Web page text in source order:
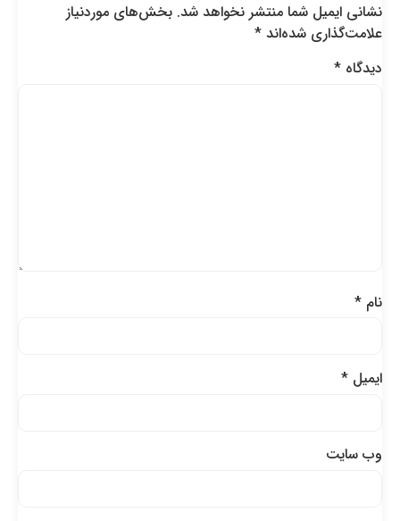
نشانی ایمیل شما منتشر نخواهد شد. بخش‌های موردنیاز
علامت‌گذاری شده‌اند*
دیدگاه*
نام*
ایمیل*
وب‌ سایت